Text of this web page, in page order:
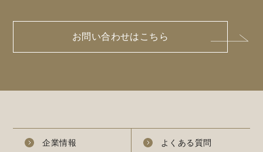
お問い合わせはこちら
企業情報 よくある質問